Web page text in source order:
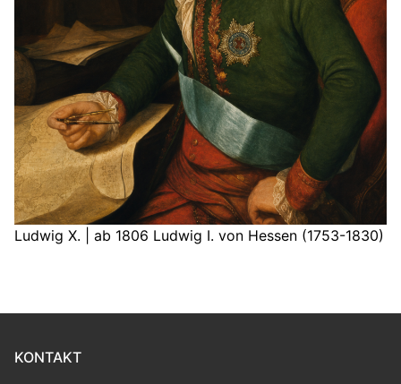
Ludwig X. | ab 1806 Ludwig I. von Hessen (1753-1830)
KONTAKT